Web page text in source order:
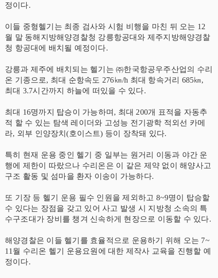
정이다.
이들 중형헬기는 최종 검사와 시험 비행을 마친 뒤 오는 12
월 말 동해지방해양경찰청 강릉항공대와 제주지방해양경찰
청 항공대에 배치될 예정이다.
강릉과 제주에 배치되는 헬기는 ㈜한국항공우주산업의 수리
온 기종으로, 최대 순항속도 276㎞/h 최대 항속거리 685㎞,
최대 3.7시간까지 하늘에 떠있을 수 있다.
최대 16명까지 탑승이 가능하며, 최대 200개 표적을 자동추
적 할 수 있는 탐색 레이더와 고성능 전기광학 적외선 카메
라, 외부 인양장치(호이스트) 등이 장착돼 있다.
특히 현재 운용 중인 헬기 중 일부는 원거리 이동과 야간 운
행에 제한이 따랐으나 수리온은 이 같은 제약 없이 해양사고
구조 활동 및 섬마을 환자 이송이 가능하다.
또 기장 등 헬기 운용 필수 인원을 제외하고 8~9명이 탑승할
수 있다는 장점을 갖고 있어 사고 발생 시 지방청 소속의 특
수구조대가 장비를 챙겨 신속하게 현장으로 이동할 수 있다.
해양경찰은 이들 헬기를 효율적으로 운용하기 위해 오는 7~
11월 수리온 헬기 운용요원에 대한 제작사 교육을 진행할 예
정이다.